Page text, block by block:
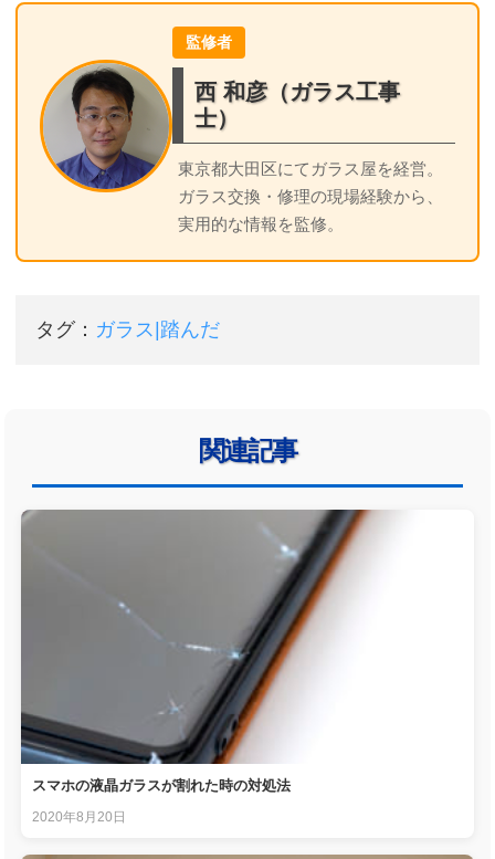
監修者
西 和彦（ガラス工事
士）
東京都大田区にてガラス屋を経営。
ガラス交換・修理の現場経験から、
実用的な情報を監修。
タグ： ガラス|踏んだ
関連記事
スマホの液晶ガラスが割れた時の対処法
2020年8月20日